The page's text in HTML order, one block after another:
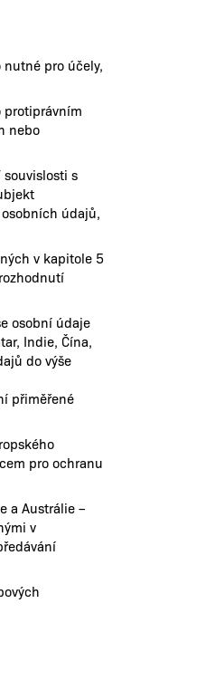
pro účely,
protiprávním
nebo
souvislosti s
údajů,
v kapitole 5
osobní údaje
Indie, Čína,
do výše
přiměřené
pro ochranu
a Austrálie –
v